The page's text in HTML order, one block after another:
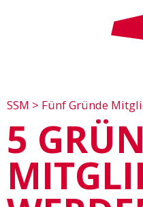
SSM > Fünf Gründe
5